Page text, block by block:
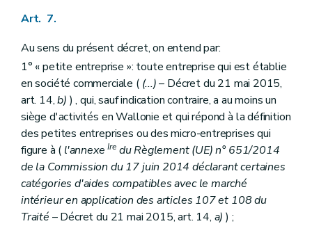
Art. 7.
Au sens du présent décret, on entend par:
1° « petite entreprise »: toute entreprise qui est établie
en société commerciale ( (...)– Décret du 21 mai 2015,
art. 14,b) ) , qui, sauf indication contraire, a au moins un
siège d'activités en Wallonie et qui répond à la définition
des petites entreprises ou des micro-entreprises qui
figure à ( l'annexeIredu Règlement (UE) n° 651/2014
de la Commission du 17 juin 2014 déclarant certaines
catégories d'aides compatibles avec le marché
intérieur en application des articles 107 et 108 du
Traité – Décret du 21 mai 2015, art. 14, a) ) ;